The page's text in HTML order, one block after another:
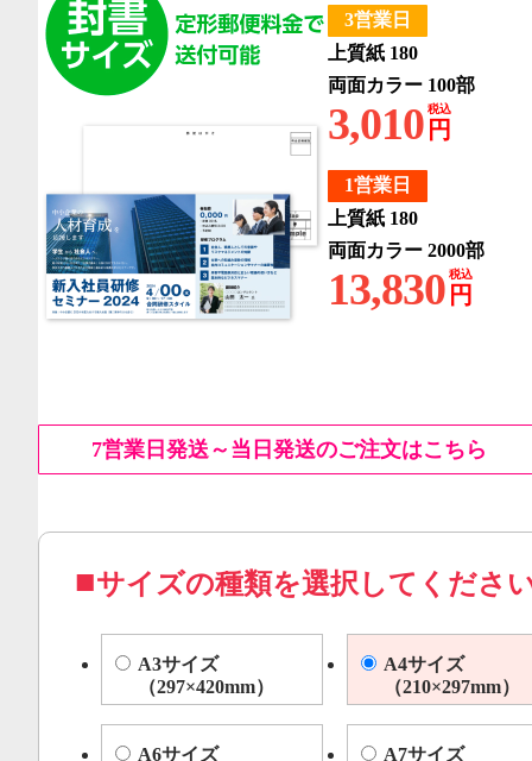
3営業日
上質紙 180
両面カラー 100部
3,010 税込
円
1営業日
上質紙 180
両面カラー 2000部
13,830 税込
円
7営業日発送～当日発送のご注文はこちら
サイズの種類を選択してくださ
A3サイズ
（297×420mm）
A4サイズ
（210×297mm）
A6サイズ A7サイズ